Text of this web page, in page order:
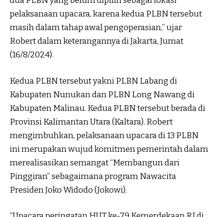
pelaksanaan upacara, karena kedua PLBN tersebut
masih dalam tahap awal pengoperasian,” ujar
Robert dalam keterangannya di Jakarta, Jumat
(16/8/2024).
Kedua PLBN tersebut yakni PLBN Labang di
Kabupaten Nunukan dan PLBN Long Nawang di
Kabupaten Malinau. Kedua PLBN tersebut berada di
Provinsi Kalimantan Utara (Kaltara). Robert
mengimbuhkan, pelaksanaan upacara di 13 PLBN
ini merupakan wujud komitmen pemerintah dalam
merealisasikan semangat “Membangun dari
Pinggiran” sebagaimana program Nawacita
Presiden Joko Widodo (Jokowi).